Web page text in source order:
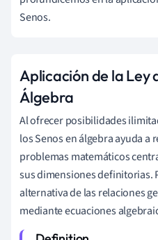
Senos.
Aplicación de la Ley
Álgebra
Al ofrecer posibilidades
los Senos en álgebra ayuda a
problemas matemáticos
sus dimensiones definitorias.
alternativa de las relaciones
mediante ecuaciones